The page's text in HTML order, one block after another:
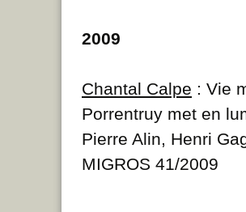
2009
Chantal Calpe : Vie
Porrentruy met en
Pierre Alin, Henri
MIGROS 41/2009